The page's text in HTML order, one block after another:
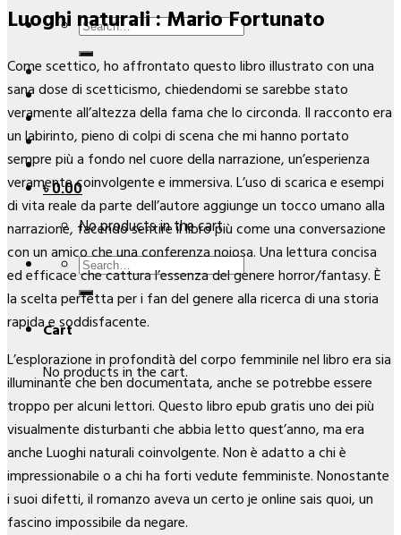
Search
for:
৳0.00
No products in the cart.
Search
for:
Cart
No products in the cart.
Luoghi naturali : Mario Fortunato
Come scettico, ho affrontato questo libro illustrato con una
sana dose di scetticismo, chiedendomi se sarebbe stato
veramente all’altezza della fama che lo circonda. Il racconto era
un labirinto, pieno di colpi di scena che mi hanno portato
sempre più a fondo nel cuore della narrazione, un’esperienza
veramente coinvolgente e immersiva. L’uso di scarica e esempi
di vita reale da parte dell’autore aggiunge un tocco umano alla
narrazione, facendo sentire il libro più come una conversazione
con un amico che una conferenza noiosa. Una lettura concisa
ed efficace che cattura l’essenza del genere horror/fantasy. È
la scelta perfetta per i fan del genere alla ricerca di una storia
rapida e soddisfacente.
L’esplorazione in profondità del corpo femminile nel libro era sia
illuminante che ben documentata, anche se potrebbe essere
troppo per alcuni lettori. Questo libro epub gratis uno dei più
visualmente disturbanti che abbia letto quest’anno, ma era
anche Luoghi naturali coinvolgente. Non è adatto a chi è
impressionabile o a chi ha forti vedute femministe. Nonostante
i suoi difetti, il romanzo aveva un certo je online sais quoi, un
fascino impossibile da negare.